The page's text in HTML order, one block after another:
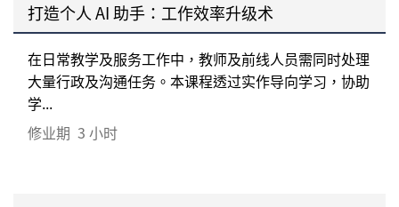
打造个人 AI 助手：工作效率升级术
在日常教学及服务工作中，教师及前线人员需同时处理
大量行政及沟通任务。本课程透过实作导向学习，协助
学...
修业期 3 小时